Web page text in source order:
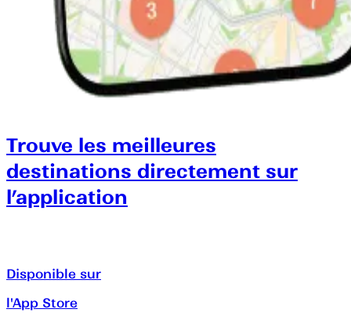
Trouve les meilleures
destinations directement sur
l’application
Disponible sur
l'App Store